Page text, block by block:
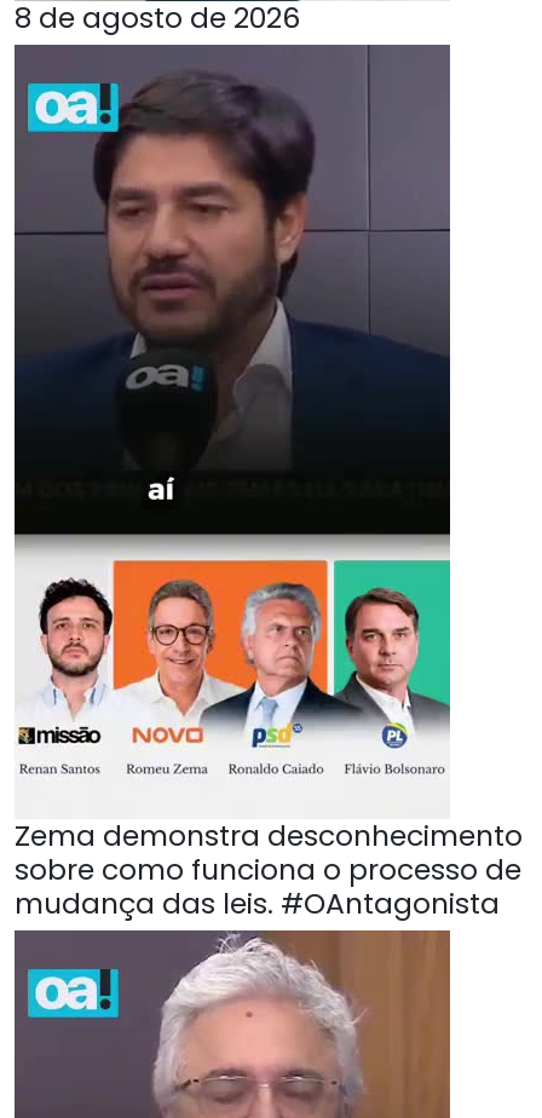
8 de agosto de 2026
Zema demonstra desconhecimento
sobre como funciona o processo de
mudança das leis. #OAntagonista